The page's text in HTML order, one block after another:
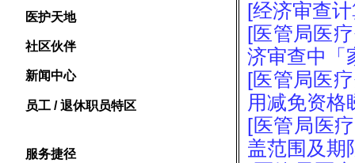
医护天地
社区伙伴
新闻中心
员工 / 退休职员特区
服务捷径